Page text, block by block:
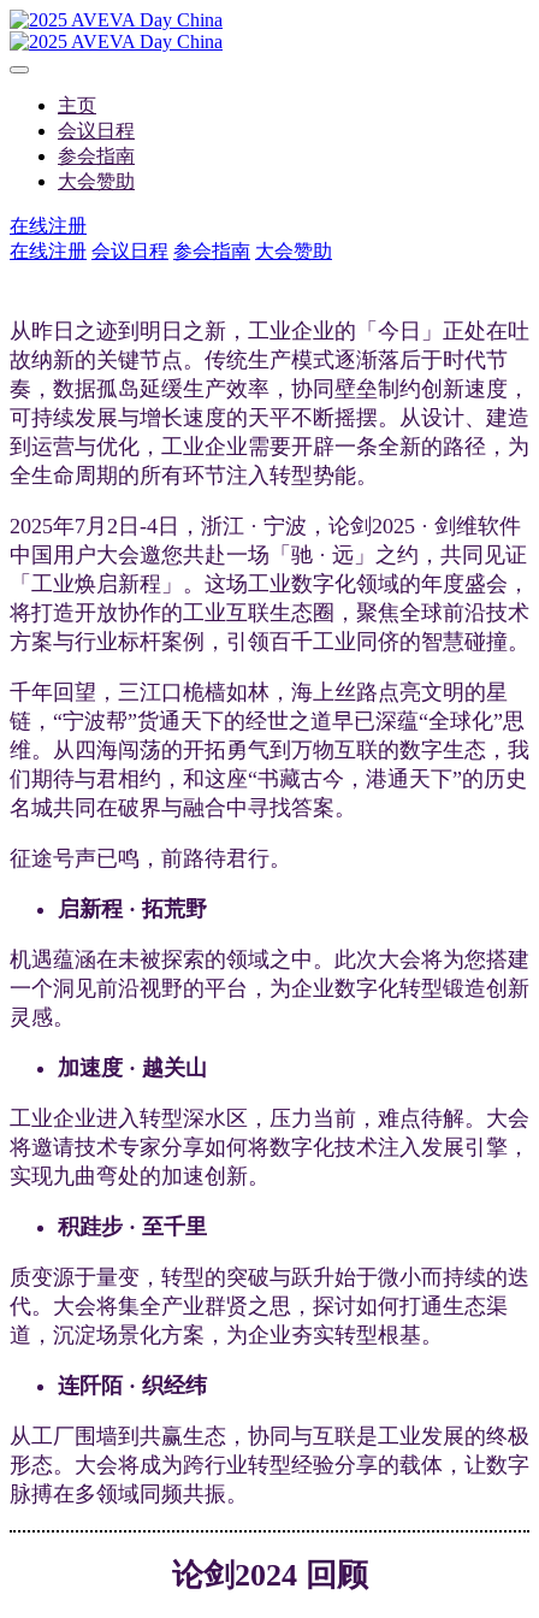
主页
会议日程
参会指南
大会赞助
在线注册
在线注册 会议日程 参会指南 大会赞助
从昨日之迹到明日之新，工业企业的「今日」正处在吐
故纳新的关键节点。传统生产模式逐渐落后于时代节
奏，数据孤岛延缓生产效率，协同壁垒制约创新速度，
可持续发展与增长速度的天平不断摇摆。从设计、建造
到运营与优化，工业企业需要开辟一条全新的路径，为
全生命周期的所有环节注入转型势能。
2025年7月2日-4日，浙江 · 宁波，论剑2025 · 剑维软件
中国用户大会邀您共赴一场「驰 · 远」之约，共同见证
「工业焕启新程」。这场工业数字化领域的年度盛会，
将打造开放协作的工业互联生态圈，聚焦全球前沿技术
方案与行业标杆案例，引领百千工业同侪的智慧碰撞。
千年回望，三江口桅樯如林，海上丝路点亮文明的星
链，“宁波帮”货通天下的经世之道早已深蕴“全球化”思
维。从四海闯荡的开拓勇气到万物互联的数字生态，我
们期待与君相约，和这座“书藏古今，港通天下”的历史
名城共同在破界与融合中寻找答案。
征途号声已鸣，前路待君行。
启新程 · 拓荒野
机遇蕴涵在未被探索的领域之中。此次大会将为您搭建
一个洞见前沿视野的平台，为企业数字化转型锻造创新
灵感。
加速度 · 越关山
工业企业进入转型深水区，压力当前，难点待解。大会
将邀请技术专家分享如何将数字化技术注入发展引擎，
实现九曲弯处的加速创新。
积跬步 · 至千里
质变源于量变，转型的突破与跃升始于微小而持续的迭
代。大会将集全产业群贤之思，探讨如何打通生态渠
道，沉淀场景化方案，为企业夯实转型根基。
连阡陌 · 织经纬
从工厂围墙到共赢生态，协同与互联是工业发展的终极
形态。大会将成为跨行业转型经验分享的载体，让数字
脉搏在多领域同频共振。
论剑2024 回顾